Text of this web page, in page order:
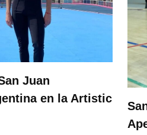
Juan
en la Artistic